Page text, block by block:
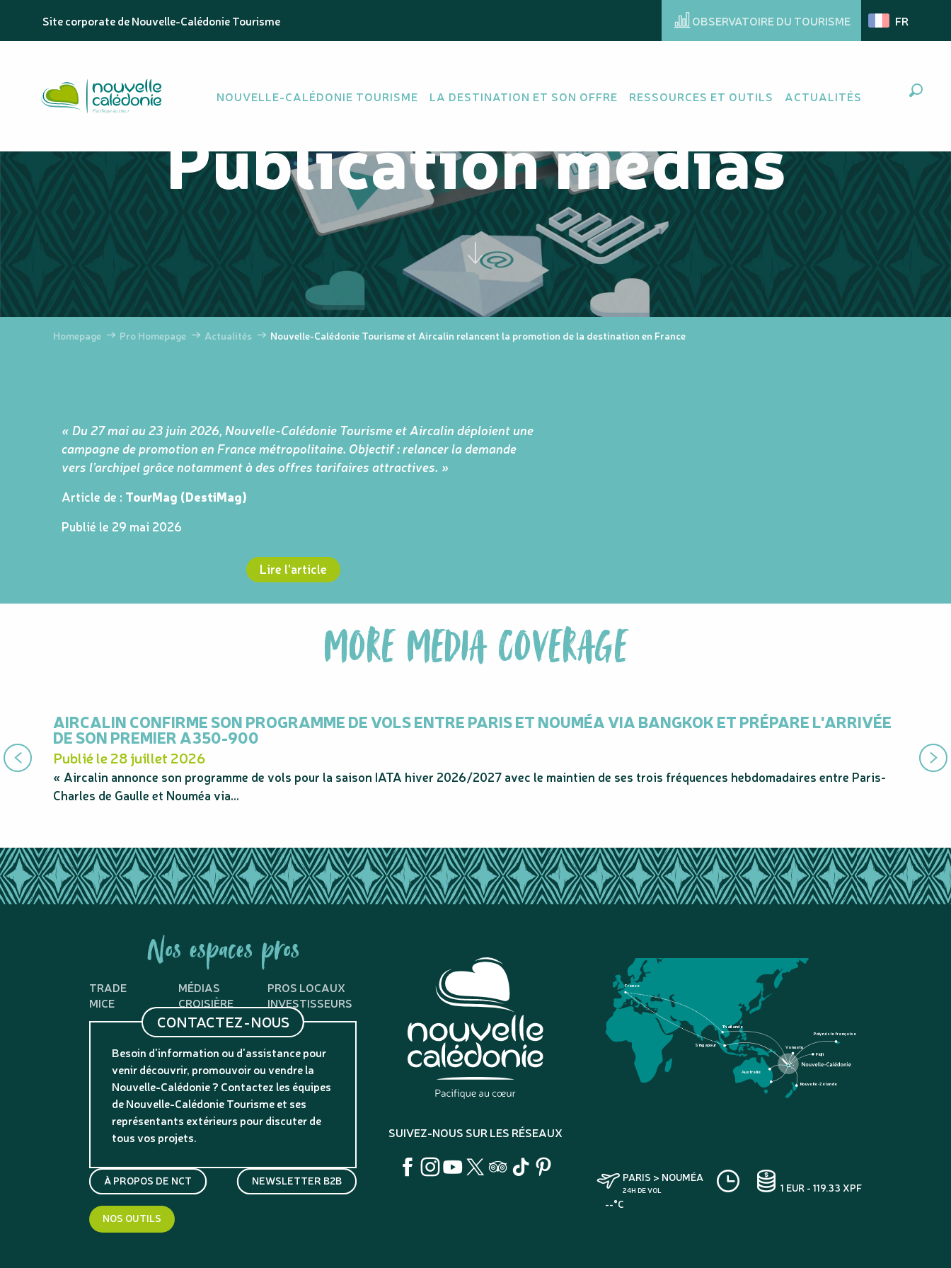
contenu
Site corporate de Nouvelle-Calédonie Tourisme OBSERVATOIRE DU TOURISME FR
NOUVELLE-CALÉDONIE TOURISME LA DESTINATION ET SON OFFRE RESSOURCES ET OUTILS ACTUALITÉS
Publication médias
Homepage Pro Homepage Actualités Nouvelle-Calédonie Tourisme et Aircalin relancent la promotion de la destination en France
« Du 27 mai au 23 juin 2026, Nouvelle-Calédonie Tourisme et Aircalin déploient une
campagne de promotion en France métropolitaine. Objectif : relancer la demande
vers l’archipel grâce notamment à des offres tarifaires attractives. »
Article de : TourMag (DestiMag)
Publié le 29 mai 2026
Lire l'article
MORE MEDIA COVERAGE
AIRCALIN CONFIRME SON PROGRAMME DE VOLS ENTRE PARIS ET NOUMÉA VIA BANGKOK ET PRÉPARE L'ARRIVÉE
DE SON PREMIER A350-900
Publié le 28 juillet 2026
« Aircalin annonce son programme de vols pour la saison IATA hiver 2026/2027 avec le maintien de ses trois fréquences hebdomadaires entre Paris-
Charles de Gaulle et Nouméa via...
Publié
«
Nos espaces pros
TRADE MÉDIAS
PROS LOCAUX
MICE
CROISIÈRE INVESTISSEURS
CONTACTEZ-NOUS
Besoin d'information ou d'assistance pour
venir découvrir, promouvoir ou vendre la
Nouvelle-Calédonie ? Contactez les équipes
de Nouvelle-Calédonie Tourisme et ses
représentants extérieurs pour discuter de
tous vos projets.
À PROPOS DE NCT NEWSLETTER B2B
NOS OUTILS
SUIVEZ-NOUS SUR LES RÉSEAUX
France
Polynésie française
Fidji
Nouvelle-Zélande
Australie
Singapour
Thaïlande
Vanuatu
PARIS > NOUMÉA
24H DE VOL
1 EUR - 119.33 XPF
--°C